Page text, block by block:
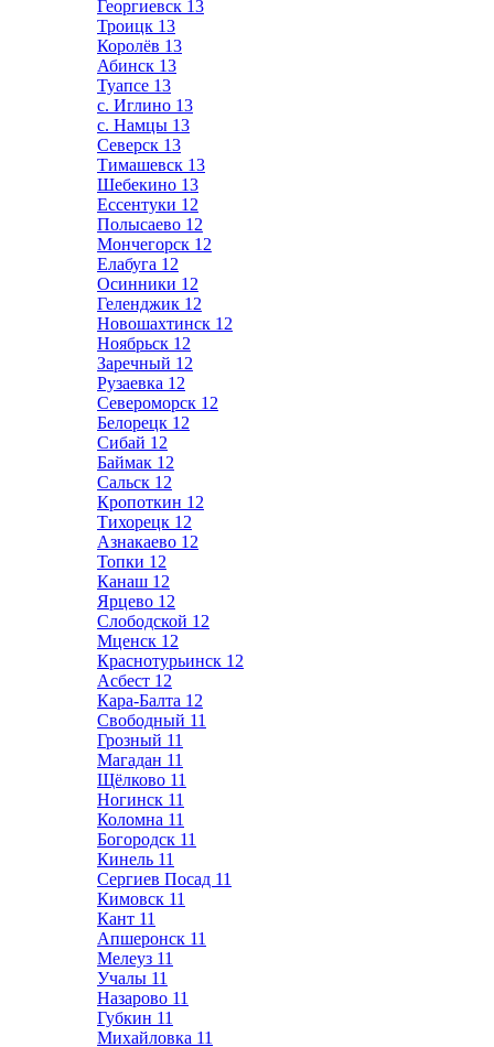
Георгиевск 13
Троицк 13
Королёв 13
Абинск 13
Туапсе 13
с. Иглино 13
с. Намцы 13
Северск 13
Тимашевск 13
Шебекино 13
Ессентуки 12
Полысаево 12
Мончегорск 12
Елабуга 12
Осинники 12
Геленджик 12
Новошахтинск 12
Ноябрьск 12
Заречный 12
Рузаевка 12
Североморск 12
Белорецк 12
Сибай 12
Баймак 12
Сальск 12
Кропоткин 12
Тихорецк 12
Азнакаево 12
Топки 12
Канаш 12
Ярцево 12
Слободской 12
Мценск 12
Краснотурьинск 12
Асбест 12
Кара-Балта 12
Свободный 11
Грозный 11
Магадан 11
Щёлково 11
Ногинск 11
Коломна 11
Богородск 11
Кинель 11
Сергиев Посад 11
Кимовск 11
Кант 11
Апшеронск 11
Мелеуз 11
Учалы 11
Назарово 11
Губкин 11
Михайловка 11